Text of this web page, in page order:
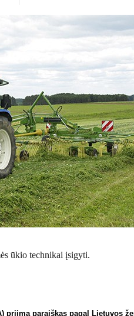
ūkio technikai įsigyti.
priima paraiškas pagal Lietuvos